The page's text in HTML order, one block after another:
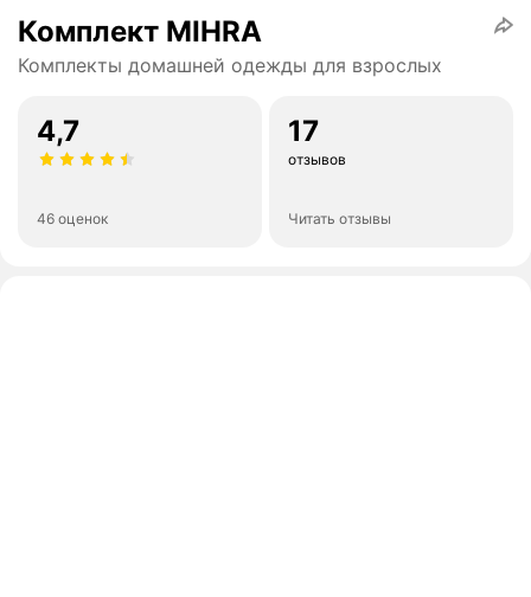
Комплект MIHRA
Комплекты домашней одежды для взрослых
4,7
46 оценок
17
отзывов
Читать отзывы